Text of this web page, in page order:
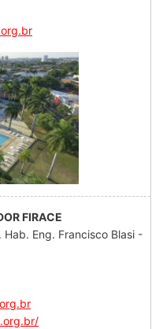
FIRACE
Hab. Eng. Francisco Blasi -